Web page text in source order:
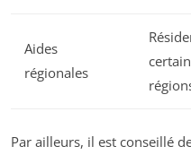
Aides
régionales
Par ailleurs, il est conseillé